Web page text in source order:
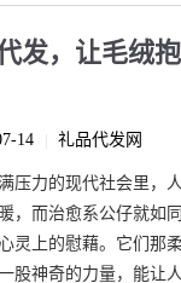
发，让毛绒
14 礼品代发网
压力的现代社会里，
，而治愈系公仔就如
灵上的慰藉。它们那
股神奇的力量，能让